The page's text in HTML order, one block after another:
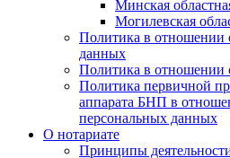
Минская
Могилевская
Политика в отношении
данных
Политика в отношении
Политика первичной
аппарата БНП в
персональных данных
О нотариате
Принципы